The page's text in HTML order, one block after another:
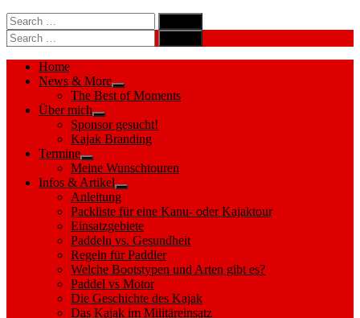
Search
for:
Search
Search
for:
Search
Home
News & More
Show
sub
The Best of Moments
Über mich
Show
sub
menu
Sponsor gesucht!
Kajak Branding
Termine
Show
sub
menu
Meine Wunschtouren
Infos & Artikel
Show
sub
menu
Anleitung
Packliste für eine Kanu- oder Kajaktour
Einsatzgebiete
Paddeln vs. Gesundheit
Regeln für Paddler
Welche Bootstypen und Arten gibt es?
Paddel vs Motor
Die Geschichte des Kajak
Das Kajak im Militäreinsatz